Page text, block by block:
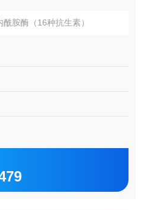
胺酶（16种抗生素）